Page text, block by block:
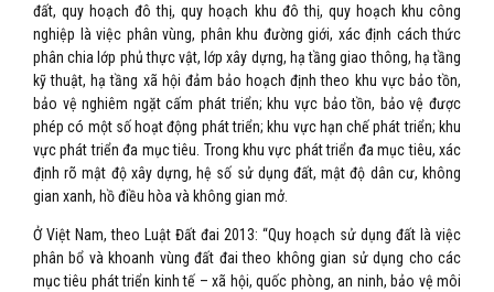
đất, quy hoạch đô thị, quy hoạch khu đô thị, quy hoạch khu công
nghiệp là việc phân vùng, phân khu đường giới, xác định cách thức
phân chia lớp phủ thực vật, lớp xây dựng, hạ tầng giao thông, hạ tầng
kỹ thuật, hạ tầng xã hội đảm bảo hoạch định theo khu vực bảo tồn,
bảo vệ nghiêm ngặt cấm phát triển; khu vực bảo tồn, bảo vệ được
phép có một số hoạt động phát triển; khu vực hạn chế phát triển; khu
vực phát triển đa mục tiêu. Trong khu vực phát triển đa mục tiêu, xác
định rõ mật độ xây dựng, hệ số sử dụng đất, mật độ dân cư, không
gian xanh, hồ điều hòa và không gian mở.
Ở Việt Nam, theo Luật Đất đai 2013: “Quy hoạch sử dụng đất là việc
phân bổ và khoanh vùng đất đai theo không gian sử dụng cho các
mục tiêu phát triển kinh tế – xã hội, quốc phòng, an ninh, bảo vệ môi